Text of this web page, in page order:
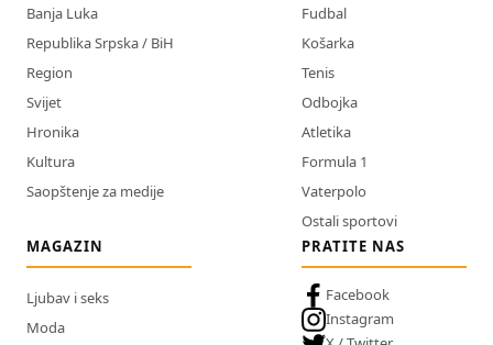
Banja Luka
Republika Srpska / BiH
Region
Svijet
Hronika
Kultura
Saopštenje za medije
Fudbal
Košarka
Tenis
Odbojka
Atletika
Formula 1
Vaterpolo
Ostali sportovi
MAGAZIN
Ljubav i seks
Moda
PRATITE NAS
Facebook
Instagram